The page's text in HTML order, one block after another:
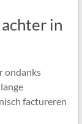
in
ondanks
factureren